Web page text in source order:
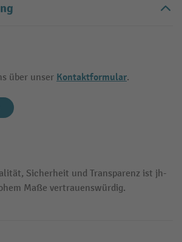
über unser Kontaktformular.
Sicherheit und Transparenz ist jh-
Maße vertrauenswürdig.